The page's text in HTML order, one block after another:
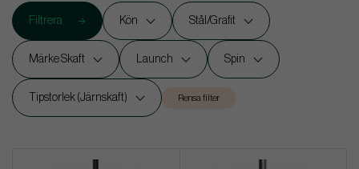
Filtrera Kön Stål/Grafit
Märke Skaft Launch Spin
Tipstorlek (Järnskaft) Rensa filter